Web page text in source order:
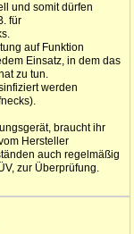
und somit dürfen
für
auf Funktion
Einsatz, in dem das
zu tun.
werden
braucht ihr
Hersteller
auch regelmäßig
zur Überprüfung.